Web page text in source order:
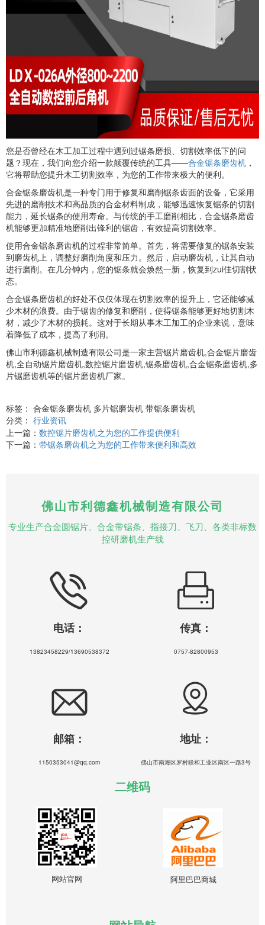
您是否曾经在木工加工过程中遇到过锯条磨损、切割效率低下的问
题？现在，我们向您介绍一款颠覆传统的工具——合金锯条磨齿机 ，
它将帮助您提升木工切割效率，为您的工作带来极大的便利。
合金锯条磨齿机是一种专门用于修复和磨削锯条齿面的设备，它采用
先进的磨削技术和高品质的合金材料制成，能够迅速恢复锯条的切割
能力，延长锯条的使用寿命。与传统的手工磨削相比，合金锯条磨齿
机能够更加精准地磨削出锋利的锯齿，有效提高切割效率。
使用合金锯条磨齿机的过程非常简单。首先，将需要修复的锯条安装
到磨齿机上，调整好磨削角度和压力。然后，启动磨齿机，让其自动
进行磨削。在几分钟内，您的锯条就会焕然一新，恢复到zui佳切割状
态。
合金锯条磨齿机的好处不仅仅体现在切割效率的提升上，它还能够减
少木材的浪费。由于锯齿的修复和磨削，使得锯条能够更好地切割木
材，减少了木材的损耗。这对于长期从事木工加工的企业来说，意味
着降低了成本，提高了利润。
佛山市利德鑫机械制造有限公司是一家主营锯片磨齿机,合金锯片磨齿
机,全自动锯片磨齿机,数控锯片磨齿机,锯条磨齿机,合金锯条磨齿机,多
片锯磨齿机等的锯片磨齿机厂家。
标签： 合金锯条磨齿机 多片锯磨齿机 带锯条磨齿机
分类： 行业资讯
上一篇： 数控锯片磨齿机之为您的工作提供便利
下一篇： 带锯条磨齿机之为您的工作带来便利和高效
佛山市利德鑫机械制造有限公司
专业生产合金圆锯片、合金带锯条、指接刀、飞刀、各类非标数
控研磨机生产线
电话：
13823458229/13690538372
传真：
0757-82800953
邮箱：
1150353041@qq.com
地址：
佛山市南海区罗村联和工业区南区一路3号
二维码
网站官网 阿里巴巴商城